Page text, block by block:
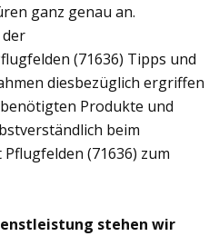
ganz genau an.
(71636) Tipps und
diesbezüglich ergriffen
Produkte und
beim
(71636) zum
stehen wir